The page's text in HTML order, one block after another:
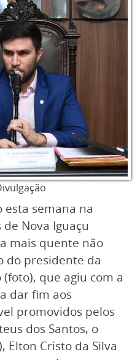
semana na
Nova Iguaçu
mais quente não
do presidente da
que agiu com a
dar fim aos
promovidos pelos
dos Santos, o
Elton Cristo da Silva